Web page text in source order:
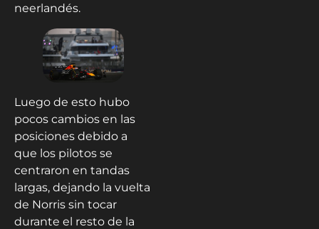
neerlandés.
Luego de esto hubo
pocos cambios en las
posiciones debido a
que los pilotos se
centraron en tandas
largas, dejando la vuelta
de Norris sin tocar
durante el resto de la